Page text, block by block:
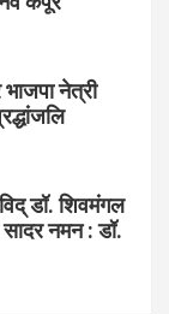
नेत्री
डॉ. शिवमंगल
नमन : डॉ.